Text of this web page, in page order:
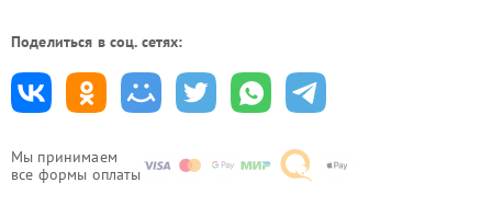
Мы принимаем
все формы оплаты
Поделиться в соц. сетях: